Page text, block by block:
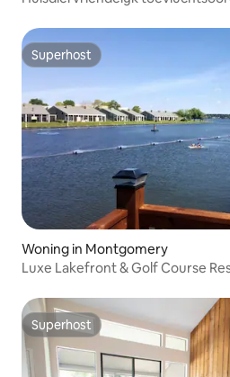
Superhost
Superhost
Woning in Montgomery
Luxe Lakefront & Golf Course
Superhost
Superhost